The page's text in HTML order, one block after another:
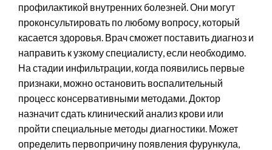
профилактикой внутренних болезней. Они могут
проконсультировать по любому вопросу, который
касается здоровья. Врач сможет поставить диагноз и
направить к узкому специалисту, если необходимо.
На стадии инфильтрации, когда появились первые
признаки, можно остановить воспалительный
процесс консервативными методами. Доктор
назначит сдать клинический анализ крови или
пройти специальные методы диагностики. Может
определить первопричину появления фурункула,